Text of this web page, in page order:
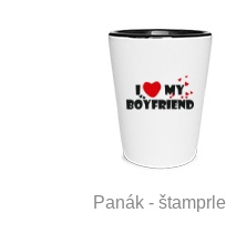
Panák - štamprle